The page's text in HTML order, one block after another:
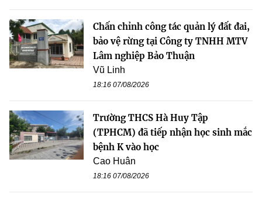
Chấn chỉnh công tác quản lý đất đai,
bảo vệ rừng tại Công ty TNHH MTV
Lâm nghiệp Bảo Thuận
Vũ Linh
18:16 07/08/2026
Trường THCS Hà Huy Tập
(TPHCM) đã tiếp nhận học sinh mắc
bệnh K vào học
Cao Huân
18:16 07/08/2026